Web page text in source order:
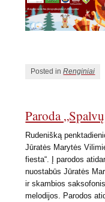
Posted inRenginiai
Paroda
Rudenišką
Jūratės Marytės
fiesta“. Į parodos
nuostabūs Jūratės
ir skambios
melodijos. Parodos